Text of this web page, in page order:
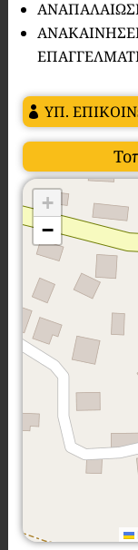
ΥΠ.
+
−